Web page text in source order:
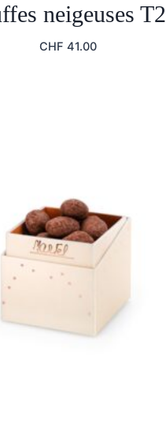
neigeuses T2
CHF 41.00